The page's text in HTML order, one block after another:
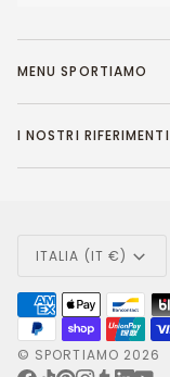
MENU SPORTIAMO
I NOSTRI RIFERIMENTI
Valuta
ITALIA (IT €)
© SPORTIAMO 2026